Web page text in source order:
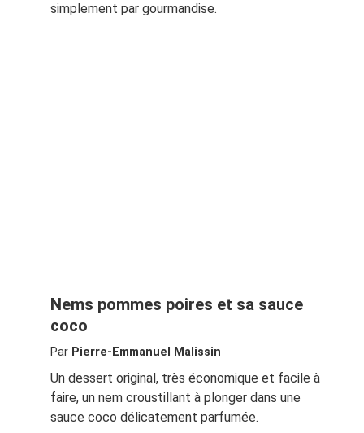
simplement par gourmandise.
Nems pommes poires et sa sauce
coco
Par Pierre-Emmanuel Malissin
Un dessert original, très économique et facile à
faire, un nem croustillant à plonger dans une
sauce coco délicatement parfumée.